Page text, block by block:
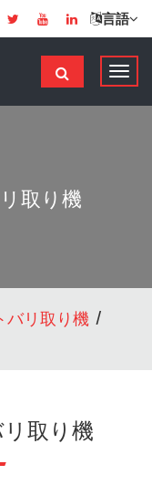
言語
ナ
取り機
バリ取り機
取り機